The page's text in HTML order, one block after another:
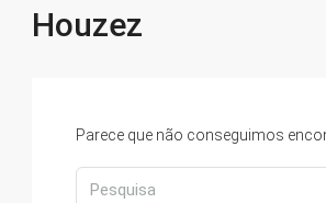
Houzez
Parece que não conseguimos